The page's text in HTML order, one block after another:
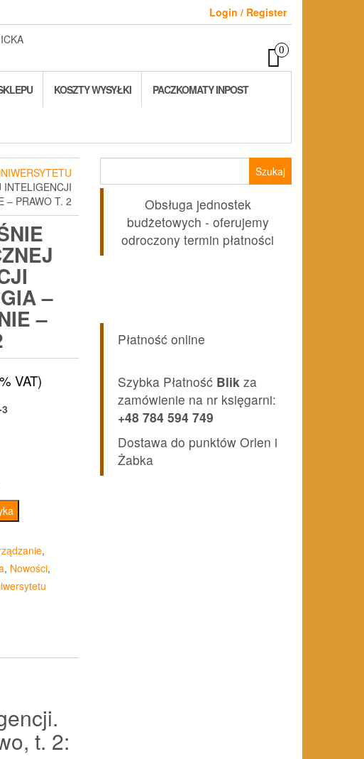
Login / Register
0
KOSZTY WYSYŁKI PACZKOMATY INPOST
INTELIGENCJI
– PRAWO T. 2
–
–
VAT)
,
, Nowości,
t. 2:
Obsługa jednostek
budżetowych - oferujemy
odroczony termin płatności
Płatność online
Szybka Płatność Blik za
zamówienie na nr księgarni:
+48 784 594 749
Dostawa do punktów Orlen i
Żabka